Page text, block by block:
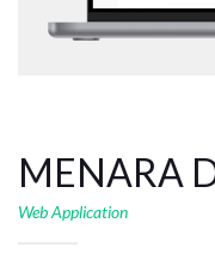
MENARA
Web Application